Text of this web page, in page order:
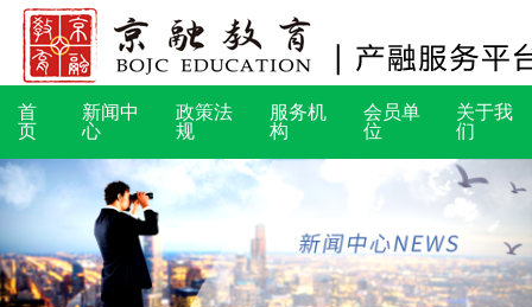
首
页
新闻中
心
政策法
规
服务机
构
会员单
位
关于我
们